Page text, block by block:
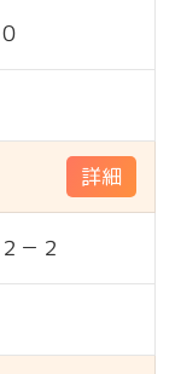
詳細
－２